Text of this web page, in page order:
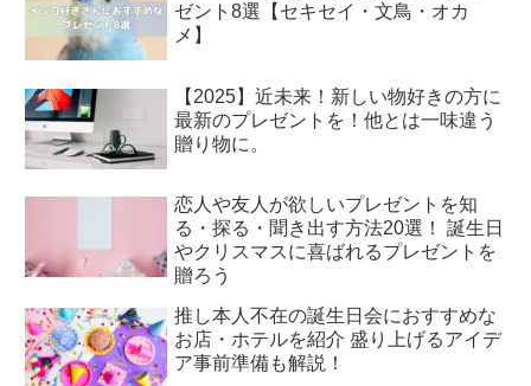
ゼント8選【セキセイ・文鳥・オカ
メ】
【2025】近未来！新しい物好きの方に
最新のプレゼントを！他とは一味違う
贈り物に。
恋人や友人が欲しいプレゼントを知
る・探る・聞き出す方法20選！ 誕生日
やクリスマスに喜ばれるプレゼントを
贈ろう
推し本人不在の誕生日会におすすめな
お店・ホテルを紹介 盛り上げるアイデ
ア事前準備も解説！